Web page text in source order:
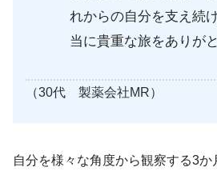
れからの自分を支え続
当に貴重な旅をありが
（30代 製薬会社MR）
自分を様々な角度から観察する3か